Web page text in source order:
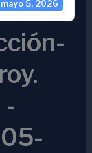
mayo 5, 2026
-